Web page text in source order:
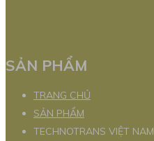
SẢN PHẨM
TRANG CHỦ
SẢN PHẨM
TECHNOTRANS VIỆT NAM